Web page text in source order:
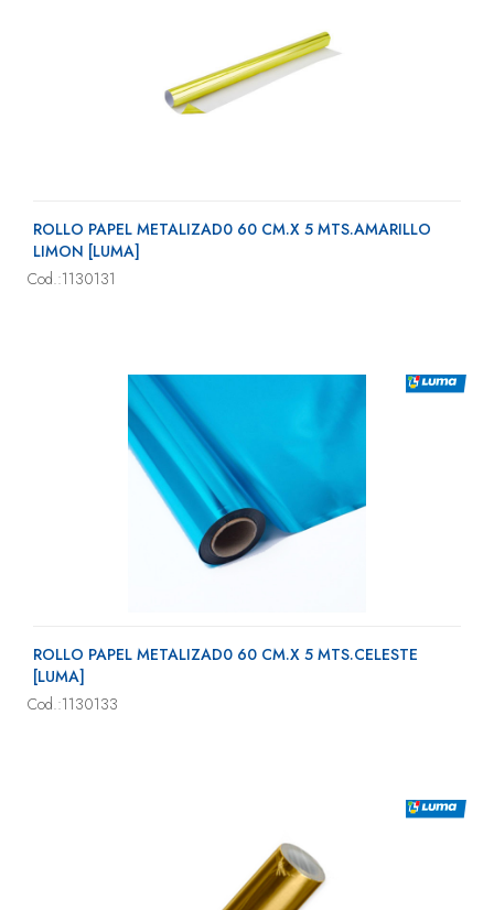
ROLLO PAPEL METALIZAD0 60 CM.X 5 MTS.AMARILLO
LIMON [LUMA]
Cod.:1130131
ROLLO PAPEL METALIZAD0 60 CM.X 5 MTS.CELESTE
[LUMA]
Cod.:1130133